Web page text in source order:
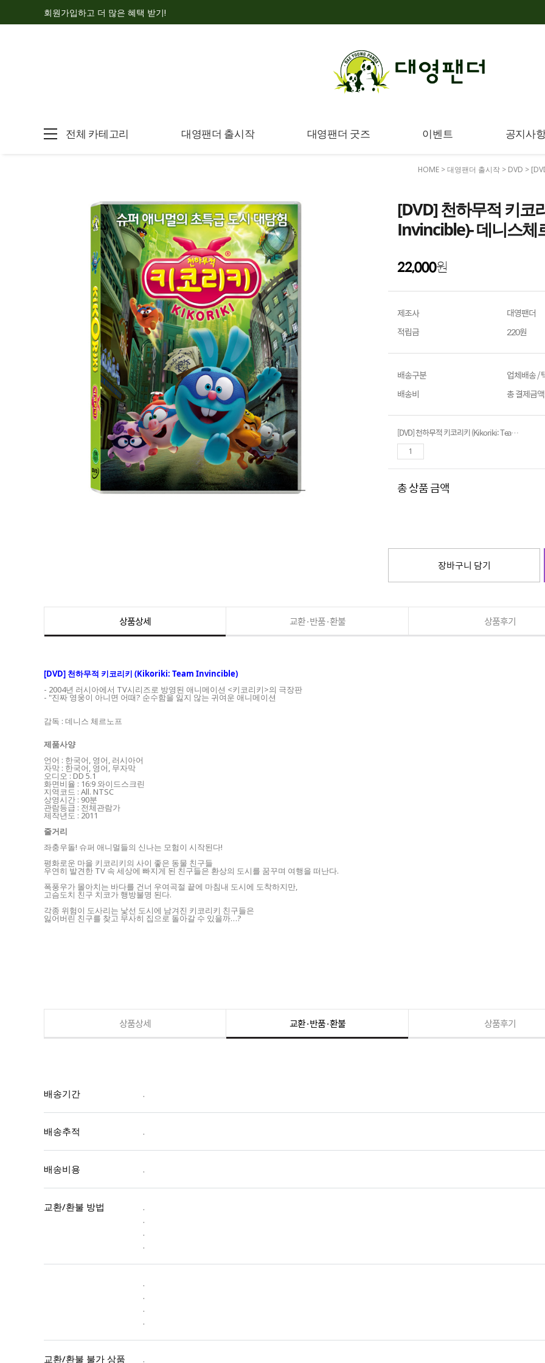
회원가입하고 더 많은 혜택 받기!
전체 카테고리 대영팬더 출시작 대영팬더 굿즈 이벤트 공지사
HOME >대영팬더 출시작 > DVD >
[DVD] 천하무적 키
Invincible)- 데니스체
22,000원
제조사
대영팬더
적립금
220원
배송구분
업체배송 /
배송비
총 결제금
[DVD] 천하무적 키코리키 (Kikoriki: Team Invincible)- 데니스체르노프 감독
총 상품 금액
장바구니 담기
상품상세 교환·반품·환불 상품후기
[DVD] 천하무적 키코리키 (Kikoriki: Team Invincible)
- 2004년 러시아에서 TV시리즈로 방영된 애니메이션 <키코리키>의 극장판
- "진짜 영웅이 아니면 어때? 순수함을 잃지 않는 귀여운 애니메이션
감독 : 데니스 체르노프
제품사양
언어 : 한국어, 영어, 러시아어
자막 : 한국어, 영어, 무자막
오디오 : DD 5.1
화면비율 : 16:9 와이드스크린
지역코드 : All. NTSC
상영시간 : 90분
관람등급 : 전체관람가
제작년도 : 2011
줄거리
좌충우돌! 슈퍼 애니멀들의 신나는 모험이 시작된다!
평화로운 마을 키코리키의 사이 좋은 동물 친구들
우연히 발견한 TV 속 세상에 빠지게 된 친구들은 환상의 도시를 꿈꾸며 여행을 떠난다.
폭풍우가 몰아치는 바다를 건너 우여곡절 끝에 마침내 도시에 도착하지만,
고슴도치 친구 치코가 행방불명 된다.
각종 위험이 도사리는 낯선 도시에 남겨진 키코리키 친구들은
잃어버린 친구를 찾고 무사히 집으로 돌아갈 수 있을까…?
상품상세 교환·반품·환불 상품후기
배송기간 .
배송추적 .
배송비용 .
교환/환불 방법
.
.
.
.
.
.
.
.
교환/환불 불가 상품
.